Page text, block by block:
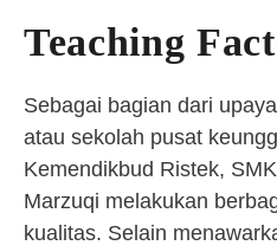
Teaching
Sebagai bagian dari
atau sekolah pusat
Kemendikbud Ristek,
Marzuqi melakukan
kualitas. Selain